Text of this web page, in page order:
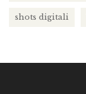
shots digitali